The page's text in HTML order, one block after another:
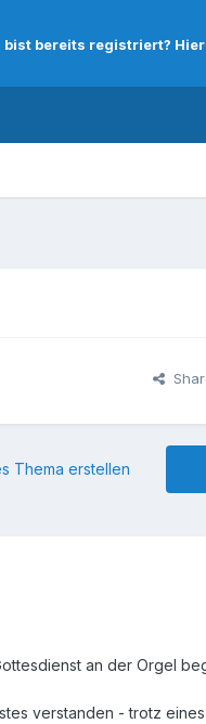
bist bereits registriert?
Thema erstellen
an der Orgel
verstanden - trotz